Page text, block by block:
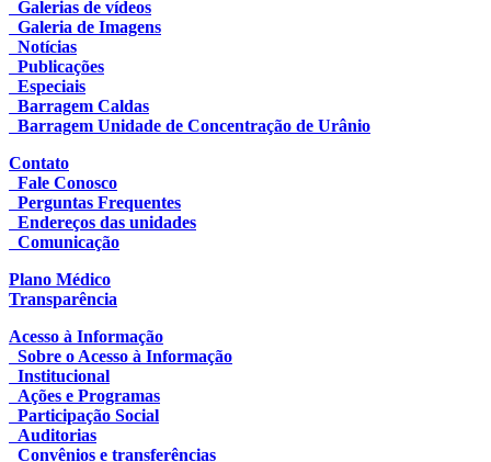
Galerias de vídeos
Galeria de Imagens
Notícias
Publicações
Especiais
Barragem Caldas
Barragem Unidade de Concentração de Urânio
Contato
Fale Conosco
Perguntas Frequentes
Endereços das unidades
Comunicação
Plano Médico
Transparência
Acesso à Informação
Sobre o Acesso à Informação
Institucional
Ações e Programas
Participação Social
Auditorias
Convênios e transferências